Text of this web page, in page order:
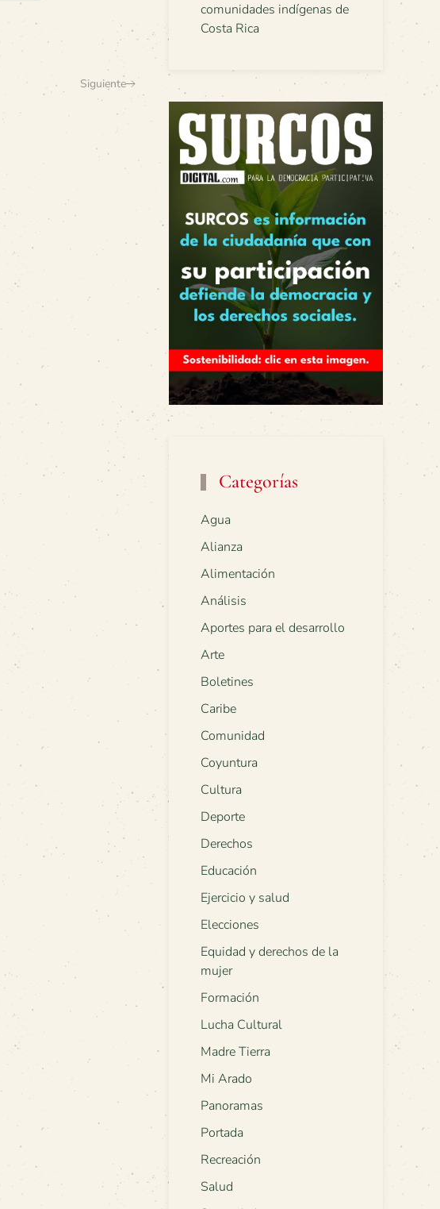
Siguiente
comunidades indígenas de
Costa Rica
Categorías
Agua
Alianza
Alimentación
Análisis
Aportes para el desarrollo
Arte
Boletines
Caribe
Comunidad
Coyuntura
Cultura
Deporte
Derechos
Educación
Ejercicio y salud
Elecciones
Equidad y derechos de la
mujer
Formación
Lucha Cultural
Madre Tierra
Mi Arado
Panoramas
Portada
Recreación
Salud